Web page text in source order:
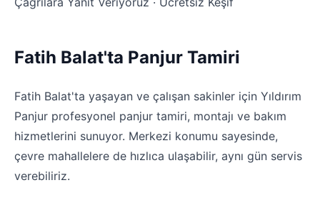
Fatih Balat'ta Panjur Tamiri
Fatih Balat'ta yaşayan ve çalışan sakinler için Yıldırım
Panjur profesyonel panjur tamiri, montajı ve bakım
hizmetlerini sunuyor. Merkezi konumu sayesinde,
çevre mahallelere de hızlıca ulaşabilir, aynı gün servis
verebiliriz.